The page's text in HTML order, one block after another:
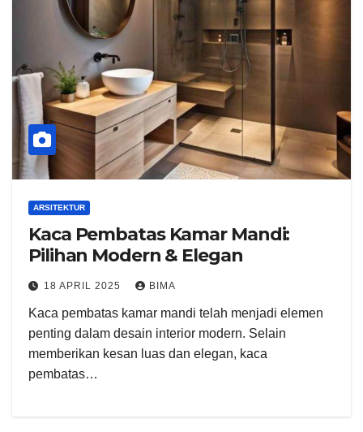
ARSITEKTUR
Kaca Pembatas Kamar Mandi:
Pilihan Modern & Elegan
18 APRIL 2025 BIMA
Kaca pembatas kamar mandi telah menjadi elemen
penting dalam desain interior modern. Selain
memberikan kesan luas dan elegan, kaca
pembatas…